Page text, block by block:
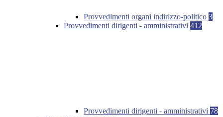
Provvedimenti organi indirizzo-politico 3
Provvedimenti dirigenti - amministrativi 412
Provvedimenti dirigenti - amministrativi 78